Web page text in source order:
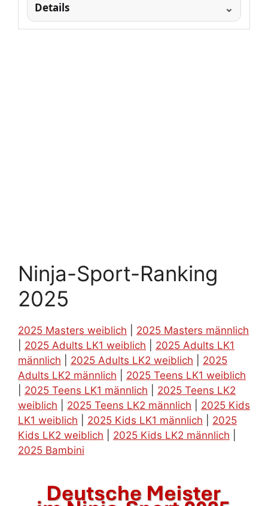
Details
Ninja-Sport-Ranking
2025
2025 Masters weiblich
2025 Masters männlich
2025 Adults LK1 weiblich
2025 Adults LK1
männlich
2025 Adults LK2 weiblich
2025
Adults LK2 männlich
2025 Teens LK1 weiblich
2025 Teens LK1 männlich
2025 Teens LK2
weiblich
2025 Teens LK2 männlich
2025 Kids
LK1 weiblich
2025 Kids LK1 männlich
2025
Kids LK2 weiblich
2025 Kids LK2 männlich
2025 Bambini